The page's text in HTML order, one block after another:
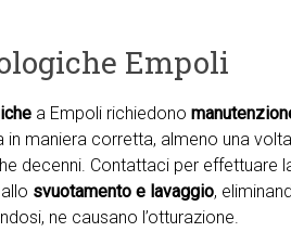
Empoli
a Empoli richiedono
maniera corretta, almeno una volta
decenni. Contattaci per effettuare
svuotamento e lavaggio,
ne causano l’otturazione.